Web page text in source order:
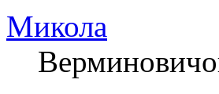
Микола